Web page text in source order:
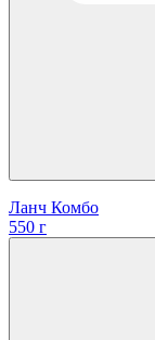
Ланч Комбо
550 г